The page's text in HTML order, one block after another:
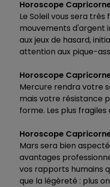
Horoscope
Le Soleil vous sera
mouvements d'argent
aux jeux de hasard,
attention aux pique-
Horoscope
Mercure rendra votre
mais votre résistance
forme. Les plus
Horoscope
Mars sera bien
avantages
vos rapports humains
que la légèreté : plus